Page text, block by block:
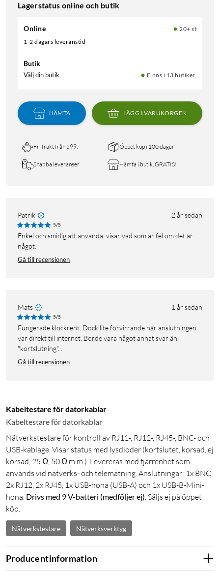
Lagerstatus online och butik
Online
20+ st
1-2 dagars leveranstid
Butik
Välj din butik Finns i 13 butiker.
HÄMTA LÄGG I VARUKORGEN
Fri frakt från 599:- Öppet köp i 100 dagar
Snabba leveranser Hämta i butik, GRATIS!
Patrik 2 år sedan
5/5
Enkel och smidig att använda, visar vad som är fel om det är
något.
Gå till recensionen
Mats 1 år sedan
5/5
Fungerade klockrent. Dock lite förvirrande när anslutningen
var direkt till internet. Borde vara något annat svar än
"kortslutning"...
Gå till recensionen
Kabeltestare för datorkablar
Kabeltestare för datorkablar
Nätverkstestare för kontroll av RJ11-, RJ12-, RJ45-, BNC- och
USB-kablage. Visar status med lysdioder (kortslutet, korsad, ej
korsad, 25 Ω, 50 Ω m.m.). Levereras med fjärrenhet som
används vid nätverks- och telemätning. Anslutningar: 1x BNC,
2x RJ12, 2x RJ45, 1x USB-hona (USB-A) och 1x USB-B-Mini-
hona. Drivs med 9 V-batteri (medföljer ej). Säljs ej på öppet
köp.
Nätverkstestare Nätverksverktyg
Producentinformation